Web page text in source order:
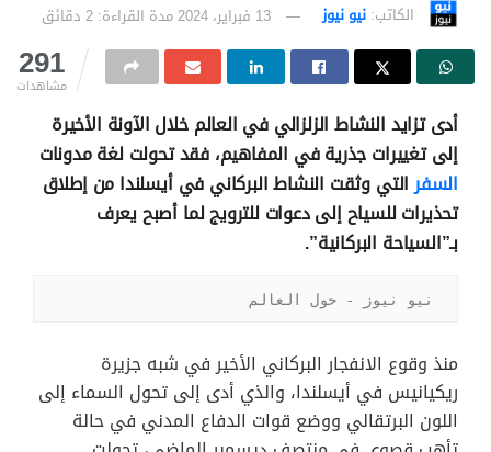
الكاتب: نيو نيوز 13 فبراير، 2024 مدة القراءة: 2 دقائق
291
مشاهدات
أدى تزايد النشاط الزلزالي في العالم خلال الآونة الأخيرة
إلى تغييرات جذرية في المفاهيم، فقد تحولت لغة مدونات
السفرالتي وثقت النشاط البركاني في أيسلندا من إطلاق
تحذيرات للسياح إلى دعوات للترويج لما أصبح يعرف
بـ”السياحة البركانية”.
نيو نيوز - حول العالم
منذ وقوع الانفجار البركاني الأخير في شبه جزيرة
ريكيانيس في أيسلندا، والذي أدى إلى تحول السماء إلى
اللون البرتقالي ووضع قوات الدفاع المدني في حالة